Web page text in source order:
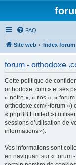
FAQ
Site web Index forum
forum - orthodoxe
Cette politique de
orthodoxe .com » et ses
« notre », « nos », «
orthodoxe.com/~forum »)
« phpBB Limited »)
sessions d’utilisation de
informations »).
Vos informations sont
en naviguant sur « forum